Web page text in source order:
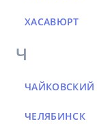
ХАСАВЮРТ
Ч
ЧАЙКОВСКИЙ
ЧЕЛЯБИНСК